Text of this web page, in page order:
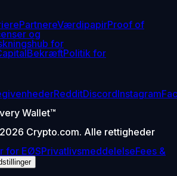
PartnereVærdipapirProof of
og
for
BekræftPolitik for
RedditDiscordInstagram
Wallet™
Crypto.com. Alle rettigheder
for EØSPrivatlivsmeddelelseFees &